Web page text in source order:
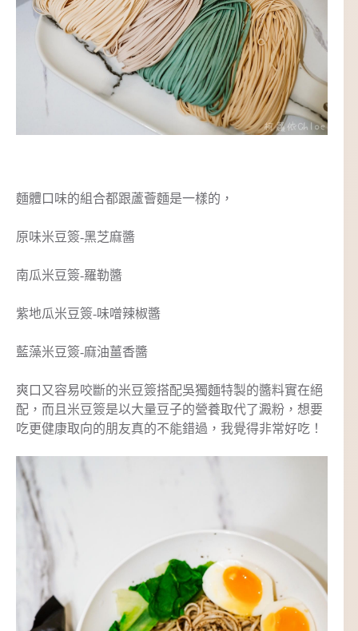
麵體口味的組合都跟蘆薈麵是一樣的，
原味米豆簽-黑芝麻醬
南瓜米豆簽-羅勒醬
紫地瓜米豆簽-味噌辣椒醬
藍藻米豆簽-麻油薑香醬
爽口又容易咬斷的米豆簽搭配吳獨麵特製的醬料實在絕
配，而且米豆簽是以大量豆子的營養取代了澱粉，想要
吃更健康取向的朋友真的不能錯過，我覺得非常好吃！